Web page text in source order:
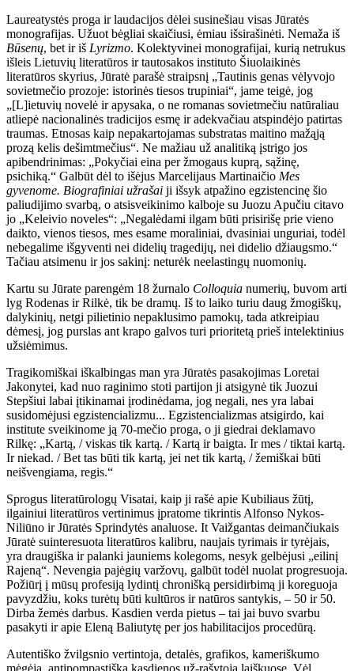
Laureatystės proga ir laudacijos dėlei susinešiau visas Jūratės
monografijas. Užuot bėgliai skaičiusi, ėmiau išsirašinėti. Nemaža iš
Būsenų, bet ir iš Lyrizmo. Kolektyvinei monografijai, kurią netrukus
išleis Lietuvių literatūros ir tautosakos instituto Šiuolaikinės
literatūros skyrius, Jūratė parašė straipsnį „Tautinis genas vėlyvojo
sovietmečio prozoje: istorinės tiesos trupiniai“, jame teigė, jog
„[L]ietuvių novelė ir apysaka, o ne romanas sovietmečiu natūraliau
atliepė nacionalinės tradicijos esmę ir adekvačiau atspindėjo patirtas
traumas. Etnosas kaip nepakartojamas substratas maitino mažąją
prozą kelis dešimtmečius“. Ne mažiau už analitiką įstrigo jos
apibendrinimas: „Pokyčiai eina per žmogaus kuprą, sąžinę,
psichiką.“ Galbūt dėl to išėjus Marcelijaus Martinaičio Mes
gyvenome. Biografiniai užrašai ji išsyk atpažino egzistencinę šio
paliudijimo svarbą, o atsisveikinimo kalboje su Juozu Apučiu citavo
jo „Keleivio noveles“: „Negalėdami ilgam būti prisirišę prie vieno
daikto, vienos tiesos, mes esame moraliniai, dvasiniai unguriai, todėl
nebegalime išgyventi nei didelių tragedijų, nei didelio džiaugsmo.“
Tačiau atsimenu ir jos sakinį: neturėk neelastingų nuomonių.
Kartu su Jūrate parengėm 18 žurnalo Colloquia numerių, buvom arti
lyg Rodenas ir Rilkė, tik be dramų. Iš to laiko turiu daug žmogiškų,
dalykinių, netgi pilietinio nepaklusimo pamokų, tada atkreipiau
dėmesį, jog purslas ant krapo galvos turi prioritetą prieš intelektinius
užsiėmimus.
Tragikomiškai iškalbingas man yra Jūratės pasakojimas Loretai
Jakonytei, kad nuo raginimo stoti partijon ji atsigynė tik Juozui
Stepšiui labai įtikinamai įrodinėdama, jog negali, nes yra labai
susidomėjusi egzistencializmu... Egzistencializmas atsigirdo, kai
institute sveikinome ją 70-mečio proga, o ji giedrai deklamavo
Rilkę: „Kartą, / viskas tik kartą. / Kartą ir baigta. Ir mes / tiktai kartą.
Ir niekad. / Bet tas būti tik kartą, jei net tik kartą, / žemiškai būti
neišvengiama, regis.“
Sprogus literatūrologų Visatai, kaip ji rašė apie Kubiliaus žūtį,
ilgainiui literatūros vertinimus įpratome tikrintis Alfonso Nykos-
Niliūno ir Jūratės Sprindytės analuose. It Vaižgantas deimančiukais
Jūratė suinteresuota literatūros kalibru, naujais tyrimais ir tyrėjais,
yra draugiška ir palanki jauniems kolegoms, nesyk gelbėjusi „eilinį
Rajeną“. Nevengia pajėgių varžovų, galbūt todėl nuolat progresuoja.
Požiūrį į mūsų profesiją lydintį chronišką persidirbimą ji koreguoja
pavyzdžiu, koks turėtų būti kultūros ir natūros santykis, – 50 ir 50.
Dirba žemės darbus. Kasdien verda pietus – tai jai buvo svarbu
pasakyti ir apie Eleną Baliutytę per jos habilitacijos procedūrą.
Autentiško žvilgsnio vertintoja, detalės, grafikos, kameriškumo
mėgėja, antipompastiška kasdienos už-rašytoja laiškuose. Vėl